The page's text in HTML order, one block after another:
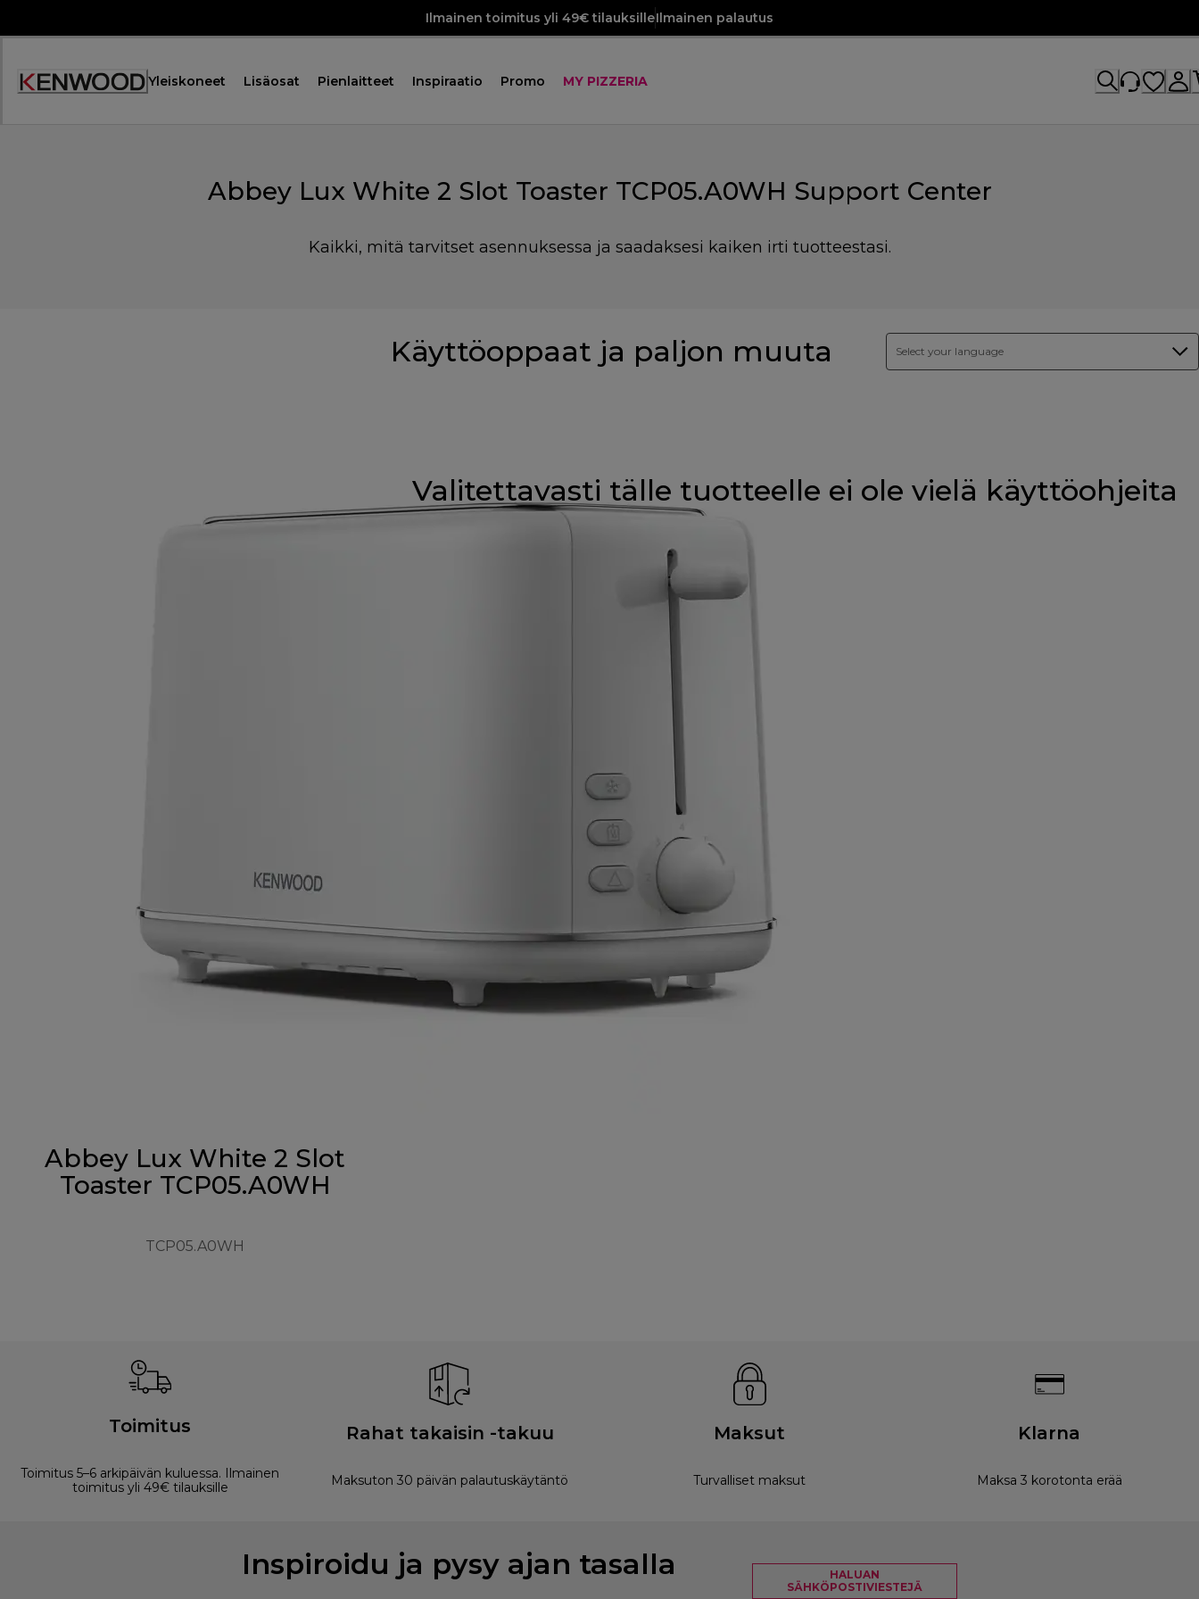
Ilmainen toimitus yli 49€ tilauksilleIlmainen palautus
Yleiskoneet Lisäosat Pienlaitteet Inspiraatio Promo MY PIZZERIA
Abbey Lux White 2 Slot Toaster TCP05.A0WH Support Center
Kaikki, mitä tarvitset asennuksessa ja saadaksesi kaiken irti tuotteestasi.
Abbey Lux White 2 Slot
Toaster TCP05.A0WH
TCP05.A0WH
Käyttöoppaat ja paljon muuta Select your language
Valitettavasti tälle tuotteelle ei ole vielä käyttöohjeita
Toimitus
Toimitus 5–6 arkipäivän kuluessa. Ilmainen
toimitus yli 49€ tilauksille
Rahat takaisin -takuu
Maksuton 30 päivän palautuskäytäntö
Maksut
Turvalliset maksut
Klarna
Maksa 3 korotonta erää
Inspiroidu ja pysy ajan tasalla
HALUAN
SÄHKÖPOSTIVIESTEJÄ